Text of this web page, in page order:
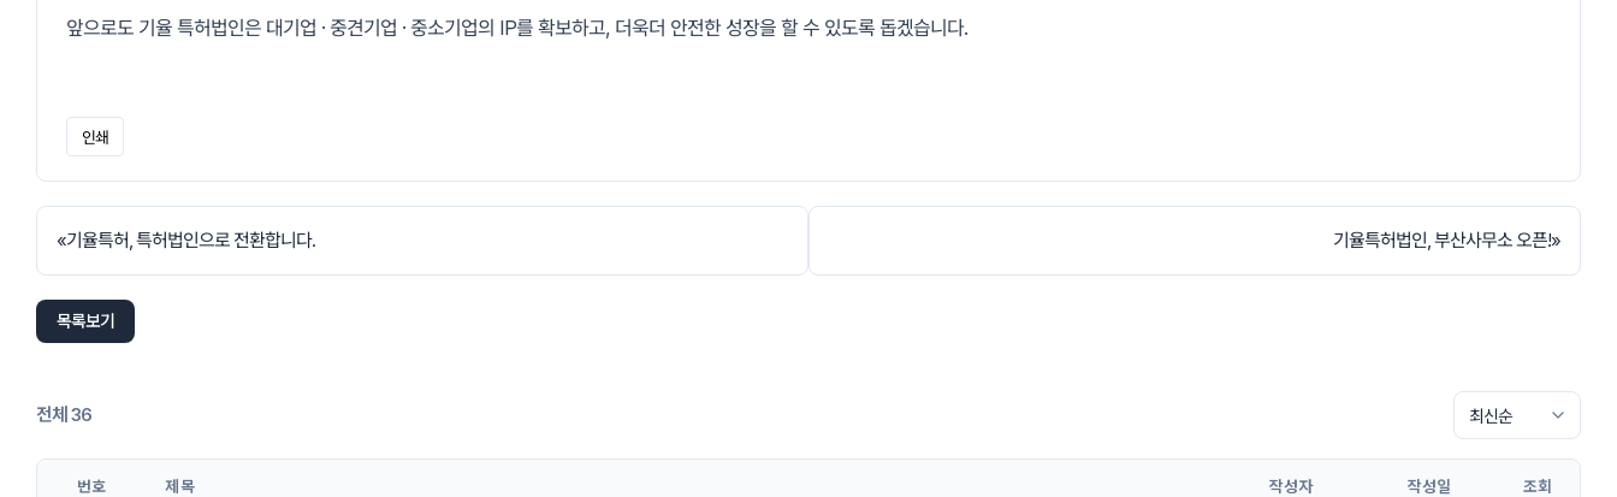
앞으로도 기율 특허법인은 대기업 · 중견기업 · 중소기업의 IP를 확보하고, 더욱더 안전한 성장을 할 수 있도록 돕겠습니다.
인쇄
«기율특허, 특허법인으로 전환합니다. 기율특허법인, 부산사무소 오픈!»
목록보기
전체 36
번호 제목 작성자 작성일 조회